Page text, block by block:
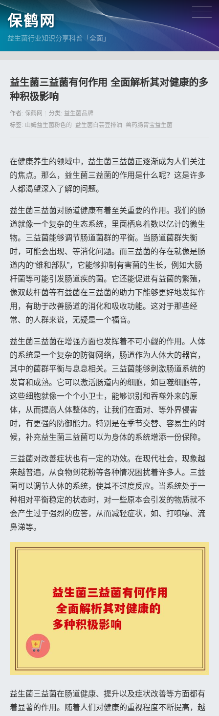
保鹤网
益生菌行业知识分享科普「全面」
益生菌三益菌有何作用 全面解析其对健康的多
种积极影响
作者: 保鹤网 分类: 益生菌品牌
标签: 山姆益生菌粉色的 益生菌白芸豆排油 兽药肠胃宝益生菌
在健康养生的领域中，益生菌三益菌正逐渐成为人们关注
的焦点。那么，益生菌三益菌的作用是什么呢？这是许多
人都渴望深入了解的问题。
益生菌三益菌对肠道健康有着至关重要的作用。我们的肠
道就像一个复杂的生态系统，里面栖息着数以亿计的微生
物。三益菌能够调节肠道菌群的平衡。当肠道菌群失衡
时，可能会出现、等消化问题。而三益菌的存在就像是肠
道内的“维和部队”，它能够抑制有害菌的生长，例如大肠
杆菌等可能引发肠道疾的菌。它还能促进有益菌的繁殖，
像双歧杆菌等有益菌在三益菌的助力下能够更好地发挥作
用，有助于改善肠道的消化和吸收功能。这对于那些经
常、的人群来说，无疑是一个福音。
益生菌三益菌在增强方面也发挥着不可小觑的作用。人体
的系统是一个复杂的防御网络，肠道作为人体大的器官，
其中的菌群平衡与息息相关。三益菌能够刺激肠道系统的
发育和成熟。它可以激活肠道内的细胞，如巨噬细胞等，
这些细胞就像一个个小卫士，能够识别和吞噬外来的原
体，从而提高人体整体的，让我们在面对、等外界侵害
时，有更强的防御能力。特别是在季节交替、容易生的时
候，补充益生菌三益菌可以为身体的系统增添一份保障。
三益菌对改善症状也有一定的功效。在现代社会，现象越
来越普遍，从食物到花粉等各种情况困扰着许多人。三益
菌可以调节人体的系统，使其不过度反应。当系统处于一
种相对平衡稳定的状态时，对一些原本会引发的物质就不
会产生过于强烈的应答，从而减轻症状，如、打喷嚏、流
鼻涕等。
益生菌三益菌在肠道健康、提升以及症状改善等方面都有
着显著的作用。随着人们对健康的重视程度不断提高，越